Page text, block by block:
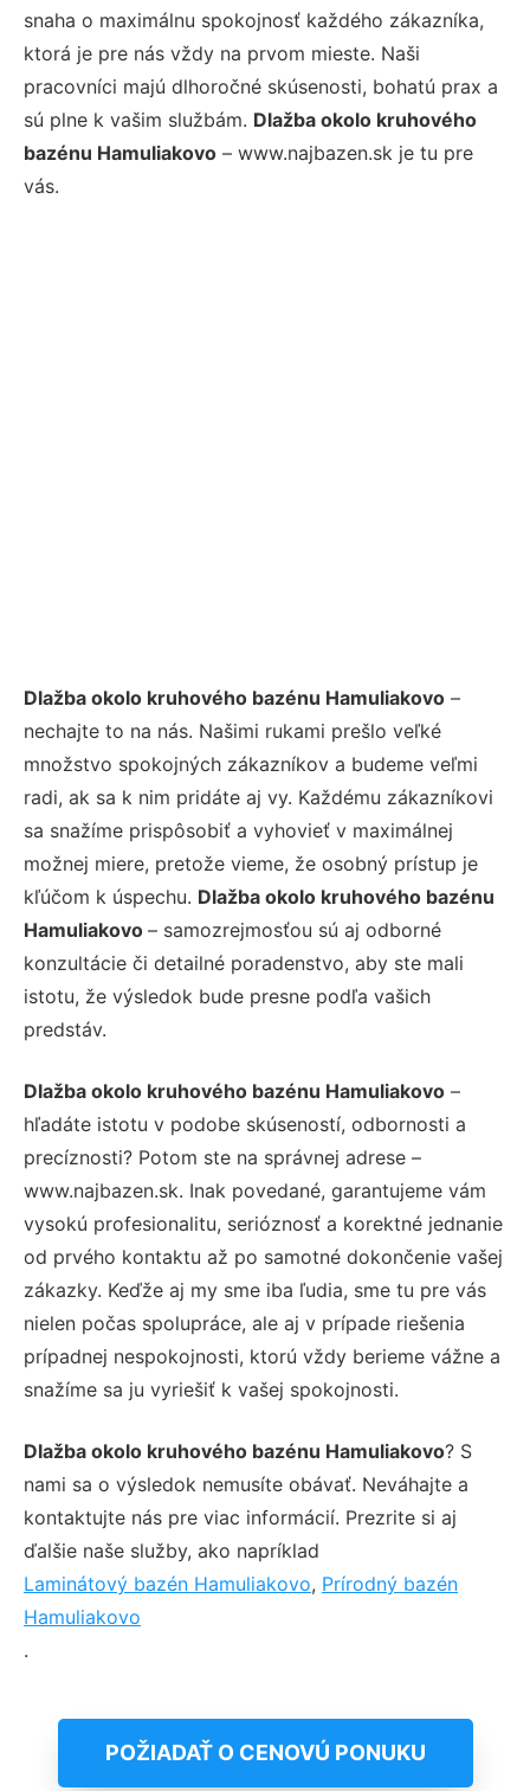
snaha o maximálnu spokojnosť každého zákazníka,
ktorá je pre nás vždy na prvom mieste. Naši
pracovníci majú dlhoročné skúsenosti, bohatú prax a
sú plne k vašim službám. Dlažba okolo kruhového
bazénu Hamuliakovo – www.najbazen.sk je tu pre
vás.
Dlažba okolo kruhového bazénu Hamuliakovo –
nechajte to na nás. Našimi rukami prešlo veľké
množstvo spokojných zákazníkov a budeme veľmi
radi, ak sa k nim pridáte aj vy. Každému zákazníkovi
sa snažíme prispôsobiť a vyhovieť v maximálnej
možnej miere, pretože vieme, že osobný prístup je
kľúčom k úspechu. Dlažba okolo kruhového bazénu
Hamuliakovo – samozrejmosťou sú aj odborné
konzultácie či detailné poradenstvo, aby ste mali
istotu, že výsledok bude presne podľa vašich
predstáv.
Dlažba okolo kruhového bazénu Hamuliakovo –
hľadáte istotu v podobe skúseností, odbornosti a
precíznosti? Potom ste na správnej adrese –
www.najbazen.sk. Inak povedané, garantujeme vám
vysokú profesionalitu, serióznosť a korektné jednanie
od prvého kontaktu až po samotné dokončenie vašej
zákazky. Keďže aj my sme iba ľudia, sme tu pre vás
nielen počas spolupráce, ale aj v prípade riešenia
prípadnej nespokojnosti, ktorú vždy berieme vážne a
snažíme sa ju vyriešiť k vašej spokojnosti.
Dlažba okolo kruhového bazénu Hamuliakovo? S
nami sa o výsledok nemusíte obávať. Neváhajte a
kontaktujte nás pre viac informácií. Prezrite si aj
ďalšie naše služby, ako napríklad
Laminátový bazén Hamuliakovo, Prírodný bazén
Hamuliakovo
.
POŽIADAŤ O CENOVÚ PONUKU